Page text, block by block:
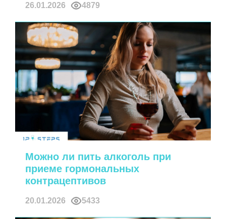
26.01.2026 4879
Можно ли пить алкоголь при
приеме гормональных
контрацептивов
20.01.2026 5433